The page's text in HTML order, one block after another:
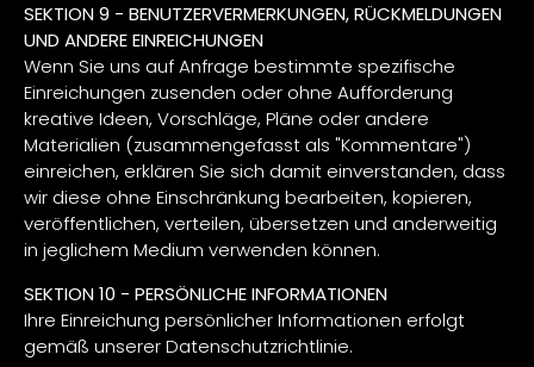
SEKTION 9 - BENUTZERVERMERKUNGEN, RÜCKMELDUNGEN
UND ANDERE EINREICHUNGEN
Wenn Sie uns auf Anfrage bestimmte spezifische
Einreichungen zusenden oder ohne Aufforderung
kreative Ideen, Vorschläge, Pläne oder andere
Materialien (zusammengefasst als "Kommentare")
einreichen, erklären Sie sich damit einverstanden, dass
wir diese ohne Einschränkung bearbeiten, kopieren,
veröffentlichen, verteilen, übersetzen und anderweitig
in jeglichem Medium verwenden können.
SEKTION 10 - PERSÖNLICHE INFORMATIONEN
Ihre Einreichung persönlicher Informationen erfolgt
gemäß unserer Datenschutzrichtlinie.